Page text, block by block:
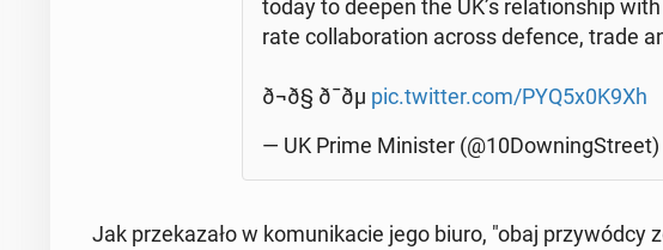
today to deepen the UK’s re­la­tion­ship
ra­te col­la­bo­ra­tion across defence, trade
ð¬ð§ ð¯ðµ pic.twitter.com/PYQ5x0K9Xh
— UK Prime Mi­ni­ster (@10Do­wning­Stre­et)
Jak prze­ka­za­ło w ko­mu­ni­ka­cie jego biuro, "obaj przy­wód­cy